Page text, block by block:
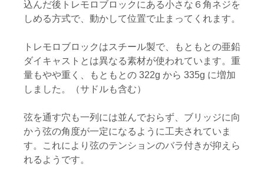
込んだ後トレモロブロックにある小さな６角ネジを
しめる方式で、動かして位置で止まってくれます。
トレモロブロックはスチール製で、もともとの亜鉛
ダイキャストとは異なる素材が使われています。重
量もやや重く、もともとの 322g から 335g に増加
しました。（サドルも含む）
弦を通す穴も一列には並んでおらず、ブリッジに向
かう弦の角度が一定になるように工夫されていま
す。これにより弦のテンションのバラ付きが抑えら
れるようです。